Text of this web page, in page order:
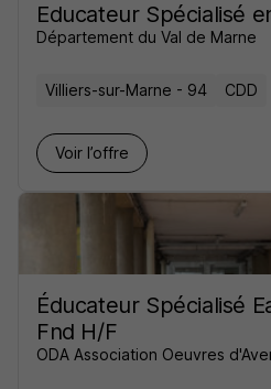
Educateur Spécialisé
Département du Val de Marne
Villiers-sur-Marne - 94 CDD
Voir l’offre
Éducateur Spécialisé
Fnd H/F
ODA Association Oeuvres